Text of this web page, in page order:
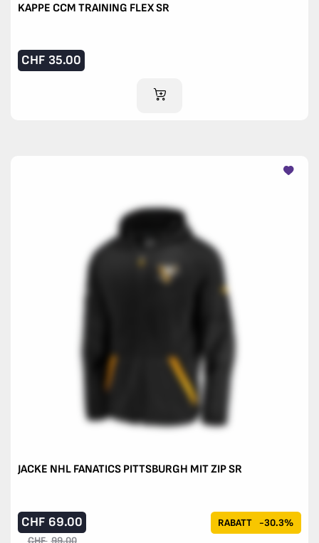
KAPPE CCM TRAINING FLEX SR
CHF 35.00
IM WARENKORB
JACKE NHL FANATICS PITTSBURGH MIT ZIP SR
RABATT -30.3%
CHF 69.00
CHF 99.00